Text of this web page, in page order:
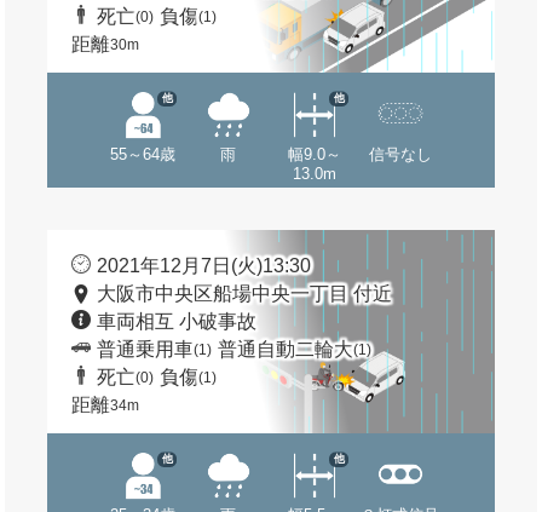
死亡(0) 負傷(1)
距離30m
55～64歳
他
雨
幅9.0～
13.0m
他
信号なし
2021年12月7日(火)13:30
大阪市中央区船場中央一丁目 付近
車両相互 小破事故
普通乗用車(1) 普通自動二輪大(1)
死亡(0) 負傷(1)
距離34m
他 他